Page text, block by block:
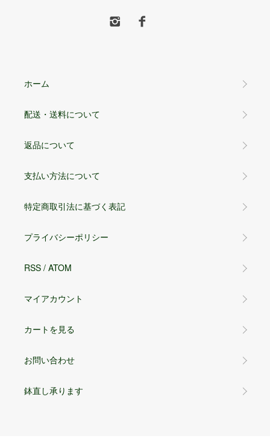
ホーム
配送・送料について
返品について
支払い方法について
特定商取引法に基づく表記
プライバシーポリシー
RSS / ATOM
マイアカウント
カートを見る
お問い合わせ
鉢直し承ります